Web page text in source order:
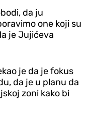
da ju
one koji su
je Jujićeva
je da je fokus
da je u planu da
zoni kako bi